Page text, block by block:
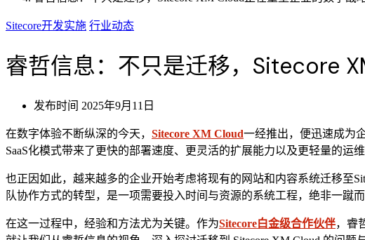
Sitecore开发实施 行业动态
睿哲信息：不只是迁移，Sitecore
发布时间 2025年9月11日
在数字体验不断纵深的今天， Sitecore XM Cloud一经推出，便迅速成为
SaaS化模式带来了更快的部署速度、更灵活的扩展能力以及更轻量的运维
也正因如此，越来越多的企业开始考虑将现有的网站和内容系统迁移至
队协作方式的转型，是一项需要投入时间与资源的系统工程，绝非一蹴而
在这一过程中，经验和方法尤为关键。作为Sitecore白金级合作伙伴，睿